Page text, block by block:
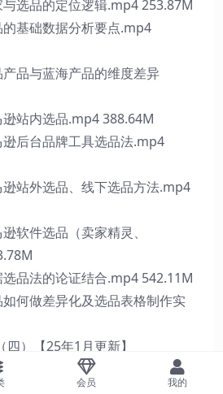
选品的定位逻辑.mp4 253.87M
基础数据分析要点.mp4
品与蓝海产品的维度差异
站内选品.mp4 388.64M
后台品牌工具选品法.mp4
站外选品、线下选品方法.mp4
软件选品（卖家精灵、
品法的论证结合.mp4 542.11M
何做差异化及选品表格制作实
）【25年1月更新】
一个高转化率的Listing.mp4
会员 我的